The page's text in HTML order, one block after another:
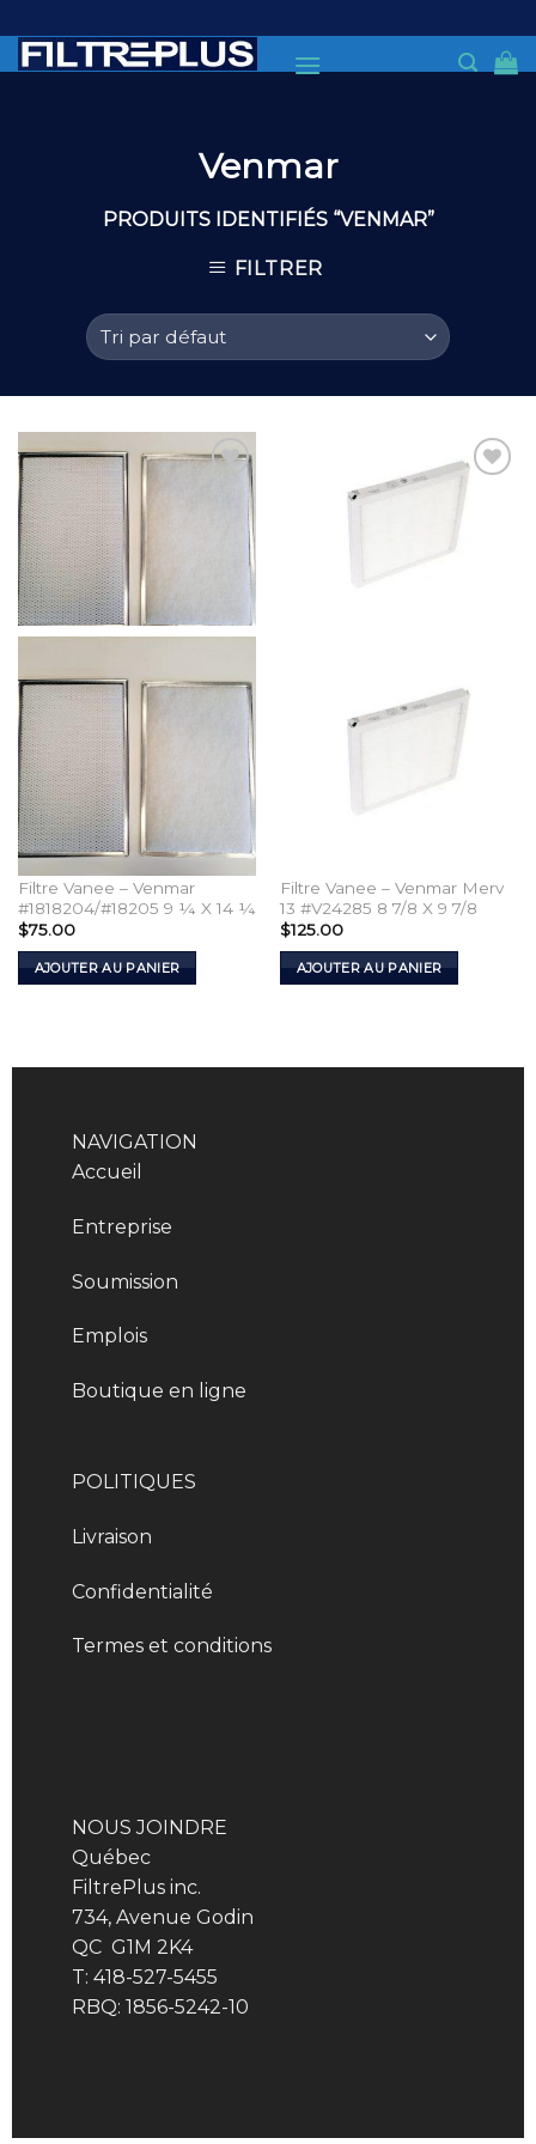
to
content
Venmar
PRODUITS IDENTIFIÉS “VENMAR”
FILTRER
Filtre Vanee – Venmar
#1818204/#18205 9 ¼ X 14 ¼
$75.00
AJOUTER AU PANIER
Filtre Vanee – Venmar Merv
13 #V24285 8 7/8 X 9 7/8
$125.00
AJOUTER AU PANIER
NAVIGATION
Accueil
Entreprise
Soumission
Emplois
Boutique en ligne
POLITIQUES
Livraison
Confidentialité
Termes et conditions
NOUS JOINDRE
Québec
FiltrePlus inc.
734, Avenue Godin
QC G1M 2K4
T: 418-527-5455
RBQ: 1856-5242-10